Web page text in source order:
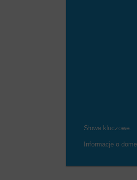
Słowa kluczowe:
Informacje o